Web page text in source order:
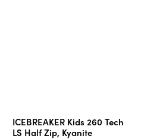
ICEBREAKER Kids 260 Tech
LS Half Zip, Kyanite